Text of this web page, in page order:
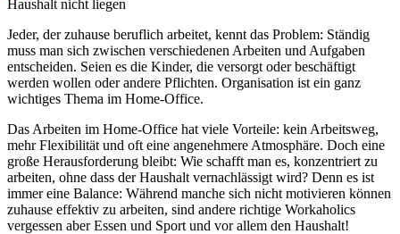
Jeder, der zuhause beruflich arbeitet, kennt das Problem: Ständig
muss man sich zwischen verschiedenen Arbeiten und Aufgaben
entscheiden. Seien es die Kinder, die versorgt oder beschäftigt
werden wollen oder andere Pflichten. Organisation ist ein ganz
wichtiges Thema im Home-Office.
Das Arbeiten im Home-Office hat viele Vorteile: kein Arbeitsweg,
mehr Flexibilität und oft eine angenehmere Atmosphäre. Doch eine
große Herausforderung bleibt: Wie schafft man es, konzentriert zu
arbeiten, ohne dass der Haushalt vernachlässigt wird? Denn es ist
immer eine Balance: Während manche sich nicht motivieren können
zuhause effektiv zu arbeiten, sind andere richtige Workaholics
vergessen aber Essen und Sport und vor allem den Haushalt!